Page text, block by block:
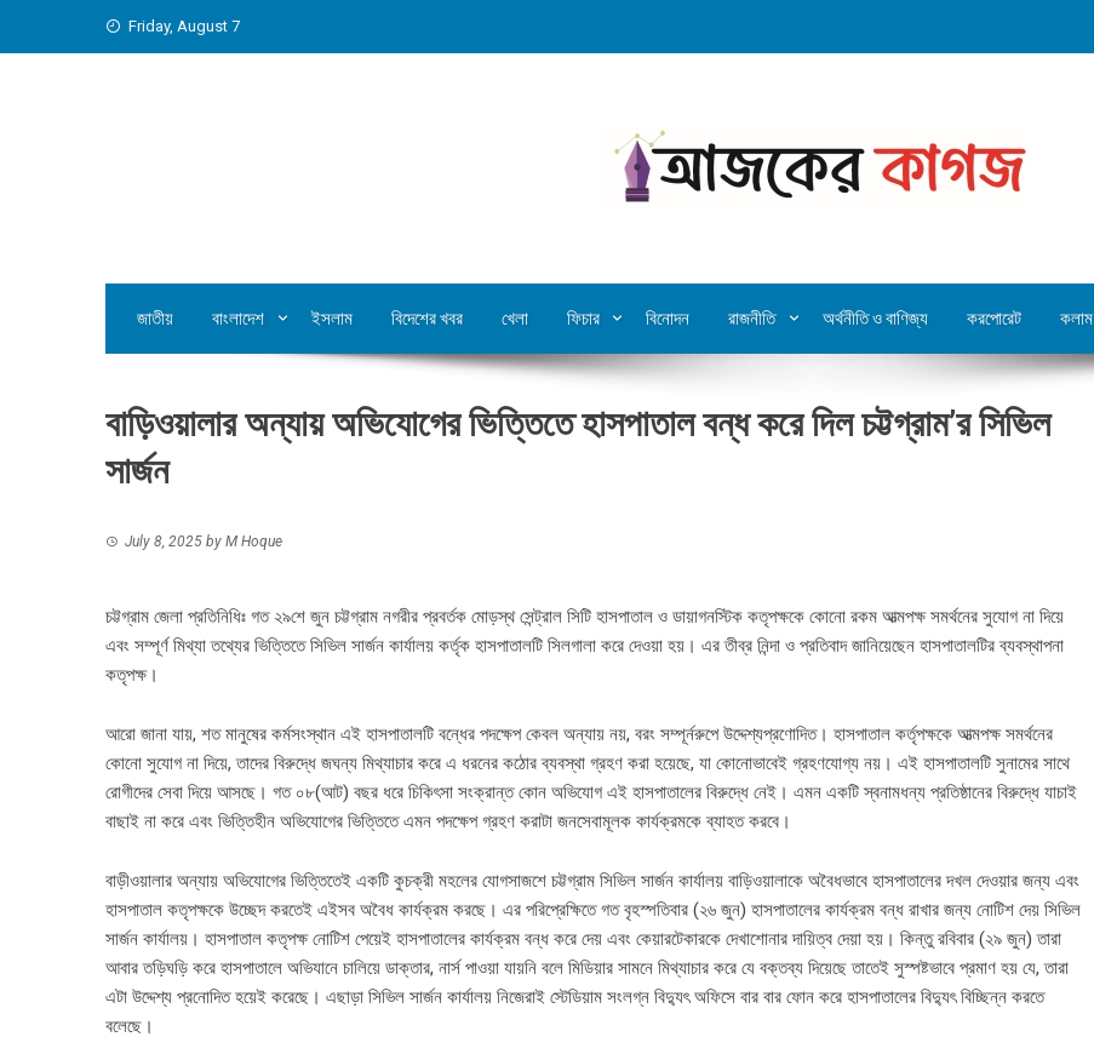
Friday, August 7
জাতীয় বাংলাদেশ ইসলাম বিদেশের খবর খেলা ফিচার বিনোদন রাজনীতি অর্থনীতি ও বাণিজ্য করপোরেট কলাম
বাড়িওয়ালার অন্যায় অভিযোগের ভিত্তিতে হাসপাতাল বন্ধ করে দিল চট্টগ্রাম’র সিভিল
সার্জন
July 8, 2025 by M Hoque
চট্টগ্রাম জেলা প্রতিনিধিঃ গত ২৯শে জুন চট্টগ্রাম নগরীর প্রবর্তক মোড়স্থ সেন্ট্রাল সিটি হাসপাতাল ও ডায়াগনস্টিক কতৃপক্ষকে কোনো রকম আত্মপক্ষ সমর্থনের সুযোগ না দিয়ে
এবং সম্পূর্ণ মিথ্যা তথ্যের ভিত্তিতে সিভিল সার্জন কার্যালয় কর্তৃক হাসপাতালটি সিলগালা করে দেওয়া হয়। এর তীব্র নিন্দা ও প্রতিবাদ জানিয়েছেন হাসপাতালটির ব্যবস্থাপনা
কতৃপক্ষ।
আরো জানা যায়, শত মানুষের কর্মসংস্থান এই হাসপাতালটি বন্ধের পদক্ষেপ কেবল অন্যায় নয়, বরং সম্পূর্নরুপে উদ্দেশ্যপ্রণোদিত। হাসপাতাল কর্তৃপক্ষকে আত্মপক্ষ সমর্থনের
কোনো সুযোগ না দিয়ে, তাদের বিরুদ্ধে জঘন্য মিথ্যাচার করে এ ধরনের কঠোর ব্যবস্থা গ্রহণ করা হয়েছে, যা কোনোভাবেই গ্রহণযোগ্য নয়। এই হাসপাতালটি সুনামের সাথে
রোগীদের সেবা দিয়ে আসছে। গত ০৮(আট) বছর ধরে চিকিৎসা সংক্রান্ত কোন অভিযোগ এই হাসপাতালের বিরুদ্ধে নেই। এমন একটি স্বনামধন্য প্রতিষ্ঠানের বিরুদ্ধে যাচাই
বাছাই না করে এবং ভিত্তিহীন অভিযোগের ভিত্তিতে এমন পদক্ষেপ গ্রহণ করাটা জনসেবামূলক কার্যক্রমকে ব্যাহত করবে।
বাড়ীওয়ালার অন্যায় অভিযোগের ভিত্তিতেই একটি কুচক্রী মহলের যোগসাজশে চট্টগ্রাম সিভিল সার্জন কার্যালয় বাড়িওয়ালাকে অবৈধভাবে হাসপাতালের দখল দেওয়ার জন্য এবং
হাসপাতাল কতৃপক্ষকে উচ্ছেদ করতেই এইসব অবৈধ কার্যক্রম করছে। এর পরিপ্রেক্ষিতে গত বৃহস্পতিবার (২৬ জুন) হাসপাতালের কার্যক্রম বন্ধ রাখার জন্য নোটিশ দেয় সিভিল
সার্জন কার্যালয়। হাসপাতাল কতৃপক্ষ নোটিশ পেয়েই হাসপাতালের কার্যক্রম বন্ধ করে দেয় এবং কেয়ারটেকারকে দেখাশোনার দায়িত্ব দেয়া হয়। কিন্তু রবিবার (২৯ জুন) তারা
আবার তড়িঘড়ি করে হাসপাতালে অভিযানে চালিয়ে ডাক্তার, নার্স পাওয়া যায়নি বলে মিডিয়ার সামনে মিথ্যাচার করে যে বক্তব্য দিয়েছে তাতেই সুস্পষ্টভাবে প্রমাণ হয় যে, তারা
এটা উদ্দেশ্য প্রনোদিত হয়েই করেছে। এছাড়া সিভিল সার্জন কার্যালয় নিজেরাই স্টেডিয়াম সংলগ্ন বিদ্যুৎ অফিসে বার বার ফোন করে হাসপাতালের বিদ্যুৎ বিচ্ছিন্ন করতে
বলেছে।